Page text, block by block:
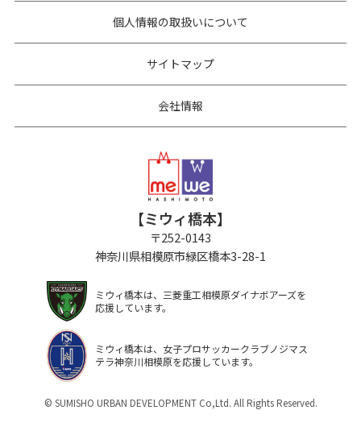
個人情報の取扱いについて
サイトマップ
会社情報
【ミウィ橋本】
〒252-0143
神奈川県相模原市緑区橋本3-28-1
ミウィ橋本は、三菱重工相模原ダイナボアーズを
応援しています。
ミウィ橋本は、女子プロサッカークラブノジマス
テラ神奈川相模原を応援しています。
© SUMISHO URBAN DEVELOPMENT Co,Ltd. All Rights Reserved.